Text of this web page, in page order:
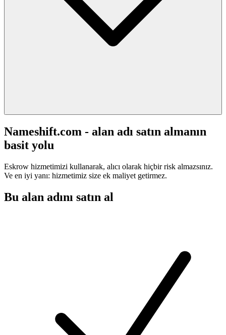
Nameshift.com - alan adı satın almanın
basit yolu
Eskrow hizmetimizi kullanarak, alıcı olarak hiçbir risk almazsınız.
Ve en iyi yanı: hizmetimiz size ek maliyet getirmez.
Bu alan adını satın al